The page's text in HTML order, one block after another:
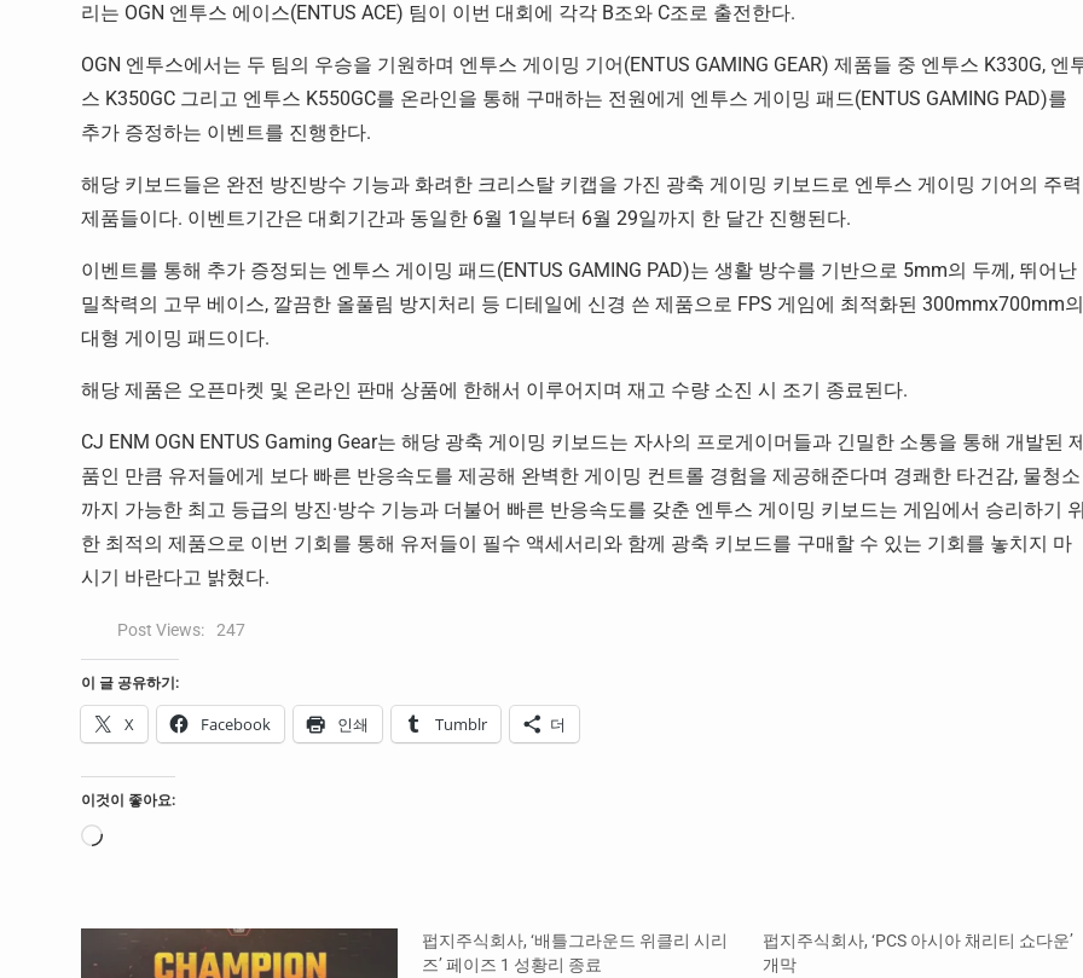
리는 OGN 엔투스 에이스(ENTUS ACE) 팀이 이번 대회에 각각 B조와 C조로 출전한다.
OGN 엔투스에서는 두 팀의 우승을 기원하며 엔투스 게이밍 기어(ENTUS GAMING GEAR) 제품들 중 엔투스 K330G, 엔
스 K350GC 그리고 엔투스 K550GC를 온라인을 통해 구매하는 전원에게 엔투스 게이밍 패드(ENTUS GAMING PAD)를
추가 증정하는 이벤트를 진행한다.
해당 키보드들은 완전 방진방수 기능과 화려한 크리스탈 키캡을 가진 광축 게이밍 키보드로 엔투스 게이밍 기어의 주력
제품들이다. 이벤트기간은 대회기간과 동일한 6월 1일부터 6월 29일까지 한 달간 진행된다.
이벤트를 통해 추가 증정되는 엔투스 게이밍 패드(ENTUS GAMING PAD)는 생활 방수를 기반으로 5mm의 두께, 뛰어난
밀착력의 고무 베이스, 깔끔한 올풀림 방지처리 등 디테일에 신경 쓴 제품으로 FPS 게임에 최적화된 300mmx700mm의
대형 게이밍 패드이다.
해당 제품은 오픈마켓 및 온라인 판매 상품에 한해서 이루어지며 재고 수량 소진 시 조기 종료된다.
CJ ENM OGN ENTUS Gaming Gear는 해당 광축 게이밍 키보드는 자사의 프로게이머들과 긴밀한 소통을 통해 개발된
품인 만큼 유저들에게 보다 빠른 반응속도를 제공해 완벽한 게이밍 컨트롤 경험을 제공해준다며 경쾌한 타건감, 물청소
까지 가능한 최고 등급의 방진·방수 기능과 더불어 빠른 반응속도를 갖춘 엔투스 게이밍 키보드는 게임에서 승리하기
한 최적의 제품으로 이번 기회를 통해 유저들이 필수 액세서리와 함께 광축 키보드를 구매할 수 있는 기회를 놓치지 마
시기 바란다고 밝혔다.
Post Views: 247
이 글 공유하기:
X Facebook 인쇄 Tumblr 더
이것이 좋아요:
로
펍지주식회사, ‘배틀그라운드 위클리 시리
즈’ 페이즈 1 성황리 종료
펍지주식회사, ‘PCS 아시아 채리티 쇼다운’
개막